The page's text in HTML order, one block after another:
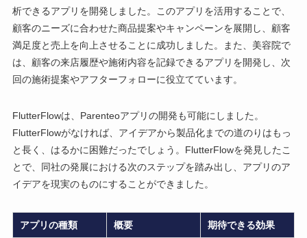
析できるアプリを開発しました。このアプリを活用することで、
顧客のニーズに合わせた商品提案やキャンペーンを展開し、顧客
満足度と売上を向上させることに成功しました。また、美容院で
は、顧客の来店履歴や施術内容を記録できるアプリを開発し、次
回の施術提案やアフターフォローに役立てています。
FlutterFlowは、Parenteoアプリの開発も可能にしました。
FlutterFlowがなければ、アイデアから製品化までの道のりはもっ
と長く、はるかに困難だったでしょう。FlutterFlowを発見したこ
とで、同社の発展における次のステップを踏み出し、アプリのア
イデアを現実のものにすることができました。
アプリの種類 概要 期待できる効果